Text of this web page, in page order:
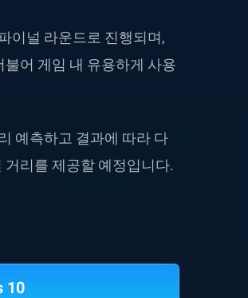
이널 라운드로 진행되며,
어 게임 내 유용하게 사용
예측하고 결과에 따라 다
리를 제공할 예정입니다.
10